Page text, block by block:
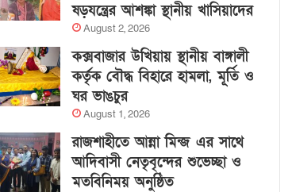
ষড়যন্ত্রের আশঙ্কা স্থানীয় খাসিয়াদের
August 2, 2026
কক্সবাজার উখিয়ায় স্থানীয় বাঙ্গালী
কর্তৃক বৌদ্ধ বিহারে হামলা, মূর্তি ও
ঘর ভাঙচুর
August 1, 2026
রাজশাহীতে আন্না মিন্জ এর সাথে
আদিবাসী নেতৃবৃন্দের শুভেচ্ছা ও
মতবিনিময় অনুষ্ঠিত